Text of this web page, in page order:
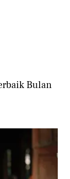
Bulan